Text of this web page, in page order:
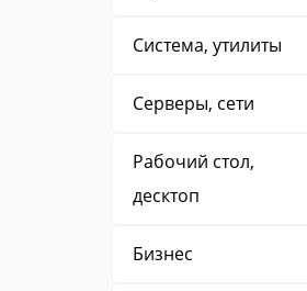
Система, утилиты
Серверы, сети
Рабочий стол,
десктоп
Бизнес